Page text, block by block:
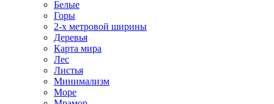
Белые
Горы
2-х метровой ширины
Деревья
Карта мира
Лес
Листья
Минимализм
Море